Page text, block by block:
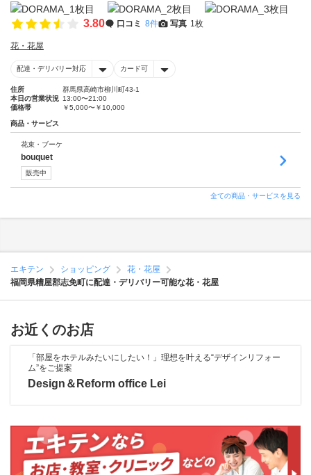
3.80 口コミ 8件 写真 1枚
花・花屋
配達・デリバリー対応 カード可
住所
群馬県高崎市柳川町43-1
本日の営業状況 13:00〜21:00
価格帯
￥5,000〜￥10,000
商品・サービス
花束・ブーケ
bouquet
販売中
全ての商品・サービスを見る
エキテン ショッピング
花・花屋
福岡県糟屋郡志免町に配達・デリバリー可能な花・花屋
お近くのお店
「部屋をホテルみたいにしたい！」理想を叶える“デザインリフォー
ム”をご提案
Design＆Reform office Lei